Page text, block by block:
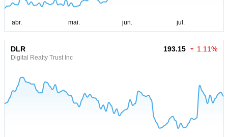
DLR
Digital Realty Trust Inc
193.15 1.11%